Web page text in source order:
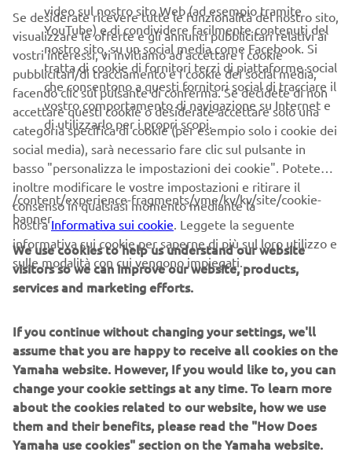
Consenso marketing
Accetto che i miei dati siano trattati per finalità di
marketing diretto, compresi l'invio di informazioni
relative a prodotti e servizi, creazione del profilo del
cliente (ad esempio, attraverso l'analisi dei dati) e
l'assistenza personale ai clienti, come, ad esempio,
newsletter, promozioni speciali, inviti ad eventi (test
drive e fiere)
Se, in precedenza, hai già fornito i consensi a fini di
marketing e desideri ritirarli, puoi modificarli accedendo al
tuo Profilo MyYamaha
Proseguendo, confermi di aver preso visione
dell’informativa privacy.
INVIARE
video sul nostro sito Web (ad esempio tramite
YouTube) e di condividere facilmente contenuti del
nostro sito, su un social media come Facebook. Si
tratta di cookie di fornitori terzi di piattaforme social
che consentono a questi fornitori social di tracciare il
vostro comportamento di navigazione su Internet e
di utilizzarlo per i propri scopi.
Se desiderate ricevere tutte le funzionalità del nostro sito,
visualizzare le offerte e gli annunci pubblicitari relativi ai
vostri interessi, vi invitiamo ad accettare i cookie
pubblicitari/di tracciamento e i cookie dei social media,
facendo clic sul pulsante di conferma. Se decidete di non
accettare questi cookie o desiderate accettare solo una
categoria specifica di cookie (per esempio solo i cookie dei
social media), sarà necessario fare clic sul pulsante in
basso "personalizza le impostazioni dei cookie". Potete
inoltre modificare le vostre impostazioni e ritirare il
consenso in qualsiasi momento mediante la
nostraInformativa sui cookie . Leggete la seguente
informativa sui cookie per saperne di più sul loro utilizzo e
sulle modalità con cui vengono impiegati.
/content/experience-fragments/yme/kv/kv/site/cookie-
banner
We use cookies to help us understand our website
visitors so we can improve our website, products,
services and marketing efforts.
If you continue without changing your settings, we'll
assume that you are happy to receive all cookies on the
Yamaha website. However, If you would like to, you can
change your cookie settings at any time. To learn more
about the cookies related to our website, how we use
them and their benefits, please read the "How Does
Yamaha use cookies" section on the Yamaha website.